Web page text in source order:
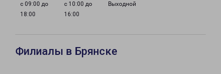
с 09:00 до
18:00
с 10:00 до
16:00
Выходной
Филиалы в Брянске